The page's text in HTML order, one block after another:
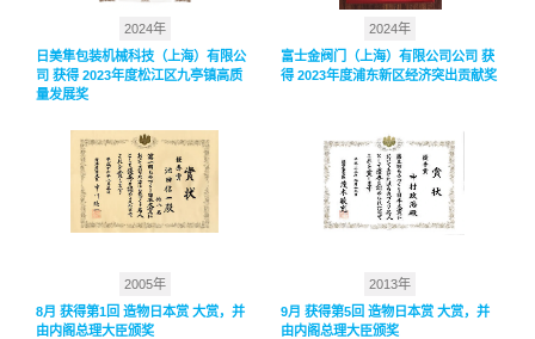
2024年
日美隼包装机械科技（上海）有限公
司 获得 2023年度松江区九亭镇高质
量发展奖
2024年
富士金阀门（上海）有限公司公司 获
得 2023年度浦东新区经济突出贡献奖
2005年
8月 获得第1回 造物日本赏 大赏，并
由内阁总理大臣颁奖
2013年
9月 获得第5回 造物日本赏 大赏，并
由内阁总理大臣颁奖